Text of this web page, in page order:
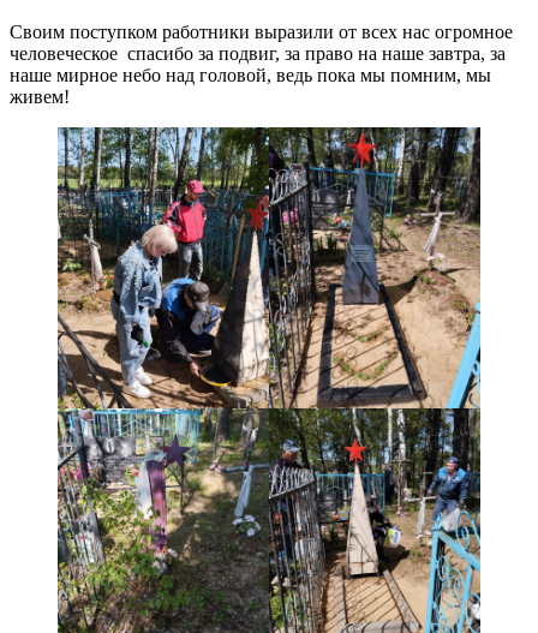
Своим поступком работники выразили от всех нас огромное
человеческое спасибо за подвиг, за право на наше завтра, за
наше мирное небо над головой, ведь пока мы помним, мы
живем!